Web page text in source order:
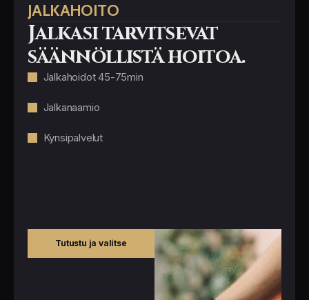
JALKAHOITO
Jalkasi tarvitsevat
säännöllistä hoitoa.
Jalkahoidot 45-75min
Jalkanaamio
Kynsipalvelut
Tutustu ja valitse